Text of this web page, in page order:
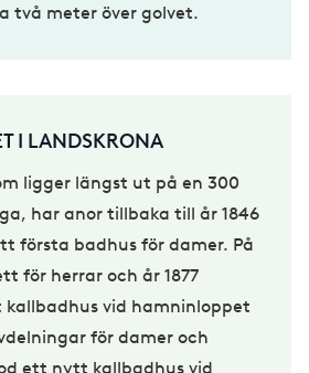
två meter över golvet.
I LANDSKRONA
ligger längst ut på en 300
har anor tillbaka till år 1846
första badhus för damer. På
för herrar och år 1877
vid hamninloppet
för damer och
ett nytt kallbadhus vid